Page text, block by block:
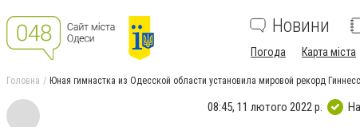
Новини
Погода Карта міста
Головна Юная гимнастка из Одесской области установила мировой рекорд
08:45, 11 лютого 2022 р.